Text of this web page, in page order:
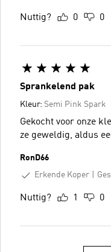
Nuttig? 0 0
Sprankelend pak
Kleur: Semi Pink Spark
Gekocht voor onze
ze geweldig, aldus
RonD66
Erkende Koper
Nuttig? 1 0